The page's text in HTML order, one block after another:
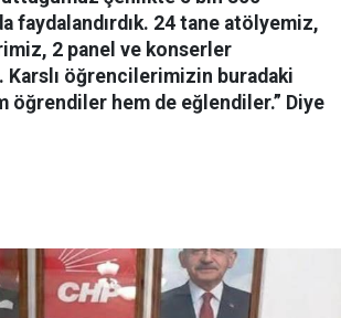
faydalandırdık. 24 tane atölyemiz,
2 panel ve konserler
öğrencilerimizin buradaki
öğrendiler hem de eğlendiler.” Diye